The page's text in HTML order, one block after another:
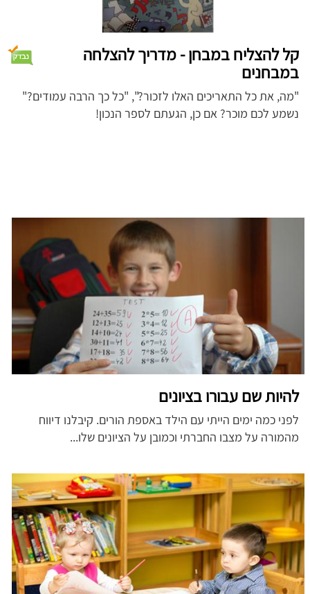
קל להצליח במבחן - מדריך להצלחה
במבחנים
"מה, את כל התאריכים האלו לזכור?", "כל כך הרבה עמודים?"
נשמע לכם מוכר? אם כן, הגעתם לספר הנכון!
להיות שם עבורו בציונים
לפני כמה ימים הייתי עם הילד באספת הורים. קיבלנו דיווח
מהמורה על מצבו החברתי וכמובן על הציונים שלו...